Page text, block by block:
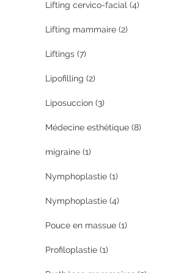
Lifting cervico-facial (4)
Lifting mammaire (2)
Liftings (7)
Lipofilling (2)
Liposuccion (3)
Médecine esthétique (8)
migraine (1)
Nymphoplastie (1)
Nymphoplastie (4)
Pouce en massue (1)
Profiloplastie (1)